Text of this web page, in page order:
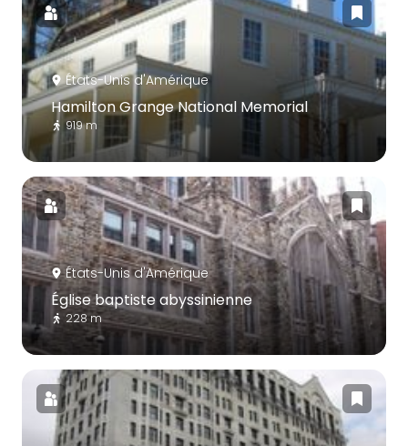
États-Unis d'Amérique
Hamilton Grange National Memorial
919 m
États-Unis d'Amérique
Église baptiste abyssinienne
228 m